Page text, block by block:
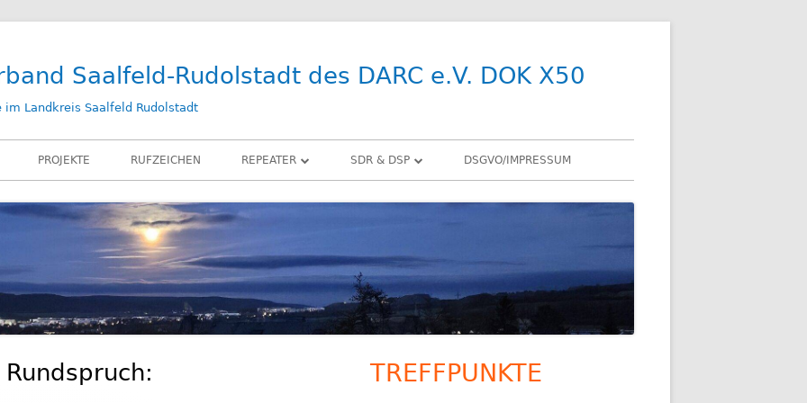
Saalfeld-Rudolstadt des DARC e.V. DOK X50
im Landkreis Saalfeld Rudolstadt
PROJEKTE RUFZEICHEN REPEATER
DB0SLF / TEST
SDR & DSP
LAN-IQ SDR
BELKA DX
DSGVO/IMPRESSUM
Haupt-
TREFFPUNKTE